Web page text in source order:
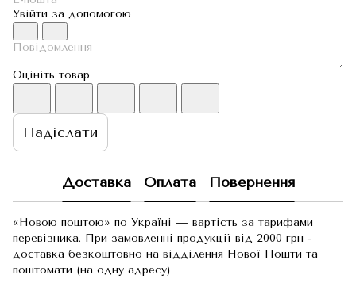
Увійти за допомогою
Оцініть товар
Надіслати
Доставка Оплата Повернення
«Новою поштою» по Україні — вартість за тарифами
перевізника. При замовленні продукції від 2000 грн -
доставка безкоштовно на відділення Нової Пошти та
поштомати (на одну адресу)